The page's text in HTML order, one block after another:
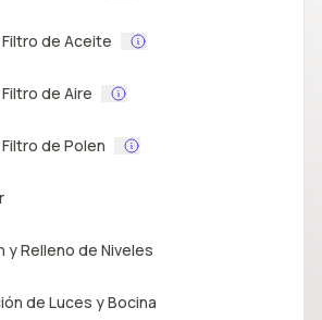
de Aceite
de Aire
de Polen
y Relleno de Niveles
de Luces y Bocina